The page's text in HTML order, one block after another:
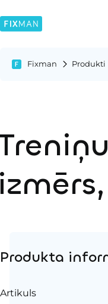
Fixman Produkti
Produkta
Artikuls